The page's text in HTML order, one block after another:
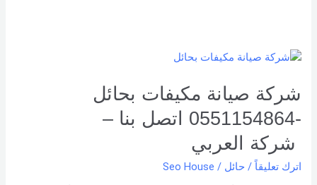
شركة صيانة مكيفات بحائل
-0551154864 اتصل بنا –
شركة العربي
اترك تعليقاً / حائل /
Seo House
شركة
مكيفات
بحائل
-0551154864
اتصل
بنا –
شركة العربي